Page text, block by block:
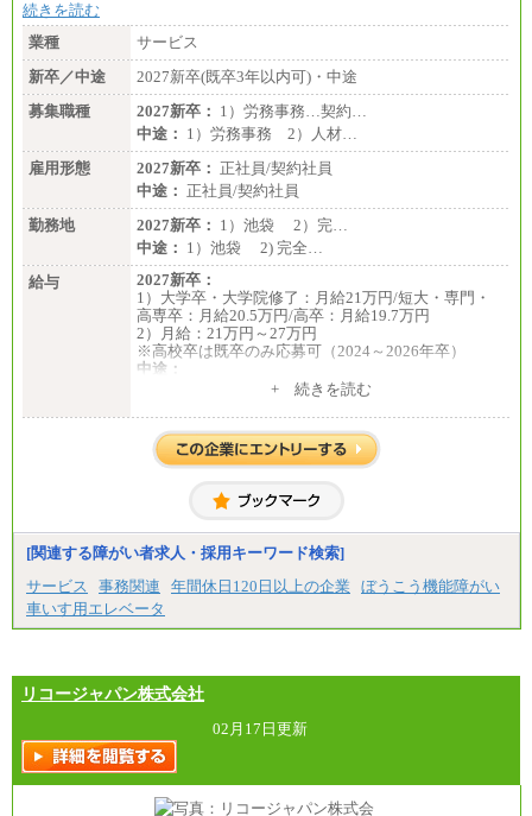
続きを読む
業種
サービス
新卒／中途
2027新卒(既卒3年以内可)・中途
募集職種
2027新卒： 1）労務事務…契約…
中途： 1）労務事務 2）人材…
雇用形態
2027新卒： 正社員/契約社員
中途： 正社員/契約社員
勤務地
2027新卒： 1）池袋 2）完…
中途： 1）池袋 2) 完全…
給与
2027新卒：
1）大学卒・大学院修了：月給21万円/短大・専門・
高専卒：月給20.5万円/高卒：月給19.7万円
2）月給：21万円～27万円
※高校卒は既卒のみ応募可（2024～2026年卒）
中途：
1）月給：21万円～25万円+ 続きを読む
[関連する障がい者求人・採用キーワード検索]
サービス
事務関連 年間休日120日以上の企業
ぼうこう機能障がい
車いす用エレベータ
リコージャパン株式会社
02月17日更新